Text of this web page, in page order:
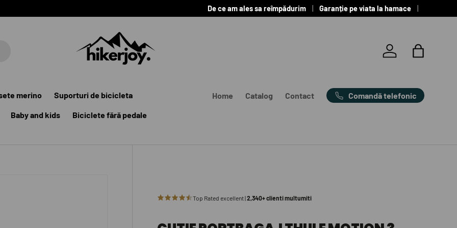
De ce am ales sa reîmpădurim Garanție pe viata la hamace
Autentificare
Coș
merino Suporturi de bicicleta
Baby and kids Biciclete fără pedale
Home Catalog Contact Comandă telefonic